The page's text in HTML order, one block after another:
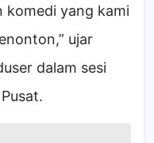
komedi yang kami
ujar
dalam sesi